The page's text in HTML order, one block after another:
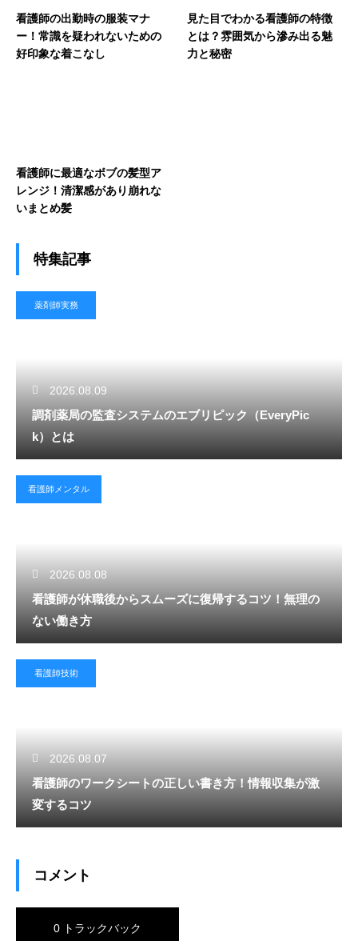
看護師の出勤時の服装マナ
ー！常識を疑われないための
好印象な着こなし
見た目でわかる看護師の特徴
とは？雰囲気から滲み出る魅
力と秘密
看護師に最適なボブの髪型ア
レンジ！清潔感があり崩れな
いまとめ髪
特集記事
薬剤師実務
2026.08.09
調剤薬局の監査システムのエブリピック（EveryPic
k）とは
看護師メンタル
2026.08.08
看護師が休職後からスムーズに復帰するコツ！無理の
ない働き方
看護師技術
2026.08.07
看護師のワークシートの正しい書き方！情報収集が激
変するコツ
コメント
0 トラックバック